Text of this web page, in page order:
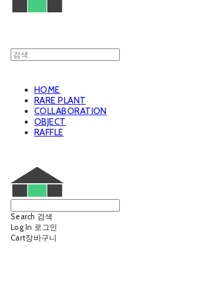
HOME
RARE PLANT
COLLABORATION
OBJECT
RAFFLE
Search 검색
Log In 로그인
Cart장바구니